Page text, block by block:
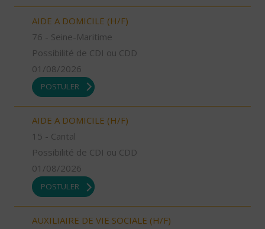
AIDE A DOMICILE (H/F)
76 - Seine-Maritime
Possibilité de CDI ou CDD
01/08/2026
POSTULER
AIDE A DOMICILE (H/F)
15 - Cantal
Possibilité de CDI ou CDD
01/08/2026
POSTULER
AUXILIAIRE DE VIE SOCIALE (H/F)